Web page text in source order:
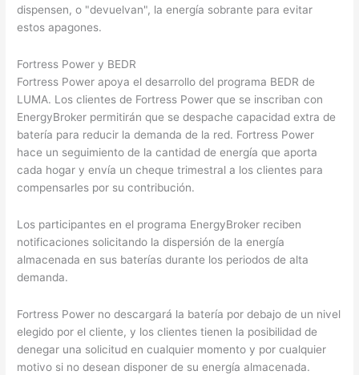
dispensen, o "devuelvan", la energía sobrante para evitar
estos apagones.
Fortress Power y BEDR
Fortress Power apoya el desarrollo del programa BEDR de
LUMA. Los clientes de Fortress Power que se inscriban con
EnergyBroker permitirán que se despache capacidad extra de
batería para reducir la demanda de la red. Fortress Power
hace un seguimiento de la cantidad de energía que aporta
cada hogar y envía un cheque trimestral a los clientes para
compensarles por su contribución.
Los participantes en el programa EnergyBroker reciben
notificaciones solicitando la dispersión de la energía
almacenada en sus baterías durante los periodos de alta
demanda.
Fortress Power no descargará la batería por debajo de un nivel
elegido por el cliente, y los clientes tienen la posibilidad de
denegar una solicitud en cualquier momento y por cualquier
motivo si no desean disponer de su energía almacenada.